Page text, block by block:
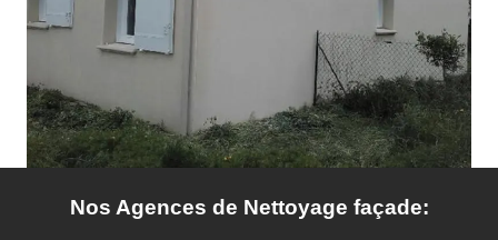
Nos Agences de Nettoyage façade: